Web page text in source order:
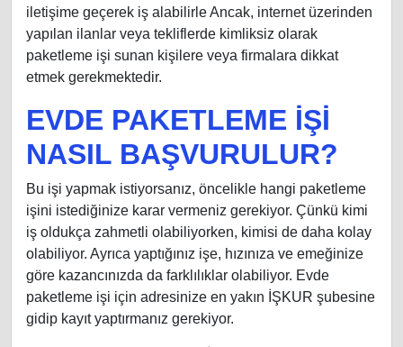
iletişime geçerek iş alabilirle Ancak, internet üzerinden
yapılan ilanlar veya tekliflerde kimliksiz olarak
paketleme işi sunan kişilere veya firmalara dikkat
etmek gerekmektedir.
EVDE PAKETLEME İŞİ
NASIL BAŞVURULUR?
Bu işi yapmak istiyorsanız, öncelikle hangi paketleme
işini istediğinize karar vermeniz gerekiyor. Çünkü kimi
iş oldukça zahmetli olabiliyorken, kimisi de daha kolay
olabiliyor. Ayrıca yaptığınız işe, hızınıza ve emeğinize
göre kazancınızda da farklılıklar olabiliyor. Evde
paketleme işi için adresinize en yakın İŞKUR şubesine
gidip kayıt yaptırmanız gerekiyor.